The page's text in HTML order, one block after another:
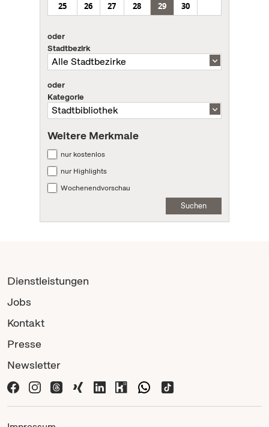
25
26 27 28 29 30
oder
Stadtbezirk
oder
Kategorie
Weitere Merkmale
nur kostenlos
nur Highlights
Wochenendvorschau
Suchen
Dienstleistungen
Jobs
Kontakt
Presse
Newsletter